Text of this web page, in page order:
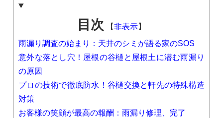
目次 【非表示】
雨漏り調査の始まり：天井のシミが語る家のSOS
意外な落とし穴！屋根の谷樋と屋根土に潜む雨漏り
の原因
プロの技術で徹底防水！谷樋交換と軒先の特殊構造
対策
お客様の笑顔が最高の報酬：雨漏り修理、完了